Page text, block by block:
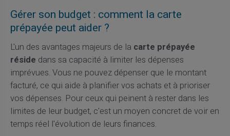
Gérer son budget : comment la carte
prépayée peut aider ?
L'un des avantages majeurs de la carte prépayée
réside dans sa capacité à limiter les dépenses
imprévues. Vous ne pouvez dépenser que le montant
facturé, ce qui aide à planifier vos achats et à prioriser
vos dépenses. Pour ceux qui peinent à rester dans les
limites de leur budget, c'est un moyen concret de voir en
temps réel l'évolution de leurs finances.